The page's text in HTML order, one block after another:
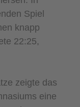
Spiel
knapp
22:25,
zeigte das
eine